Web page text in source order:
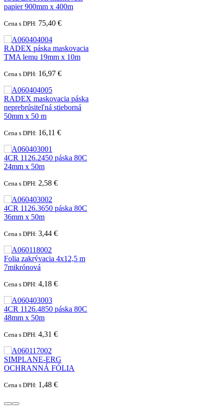
papier 900mm x 400m
Cena s DPH: 75,40 €
RADEX páska maskovacia
TMA lemu 19mm x 10m
Cena s DPH: 16,97 €
RADEX maskovacia páska
neprebrúsiteľná stieborná
50mm x 50 m
Cena s DPH: 16,11 €
4CR 1126.2450 páska 80C
24mm x 50m
Cena s DPH: 2,58 €
4CR 1126.3650 páska 80C
36mm x 50m
Cena s DPH: 3,44 €
Folia zakrývacia 4x12,5 m
7mikrónová
Cena s DPH: 4,18 €
4CR 1126.4850 páska 80C
48mm x 50m
Cena s DPH: 4,31 €
SIMPLANE-ERG
OCHRANNÁ FÓLIA
Cena s DPH: 1,48 €